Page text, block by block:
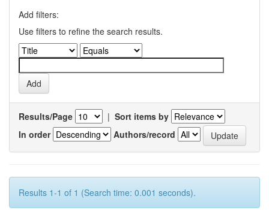
Add filters:
Use filters to refine the search results.
Results/Page | Sort items by
In order
Authors/record
Results 1-1 of 1 (Search time: 0.001 seconds).